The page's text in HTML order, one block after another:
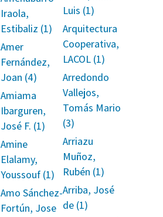
Iraola,
Estibaliz (1)
Amer
Fernández,
Joan (4)
Amiama
Ibarguren,
José F. (1)
Amine
Elalamy,
Youssouf (1)
Amo Sánchez-
Fortún, Jose
Luis (1)
Arquitectura
Cooperativa,
LACOL (1)
Arredondo
Vallejos,
Tomás Mario
(3)
Arriazu
Muñoz,
Rubén (1)
Arriba, José
de (1)